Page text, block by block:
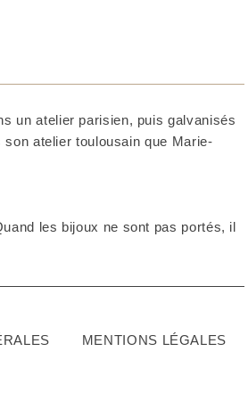
un atelier parisien, puis galvanisés
atelier toulousain que Marie-
les bijoux ne sont pas portés, il
MENTIONS LÉGALES